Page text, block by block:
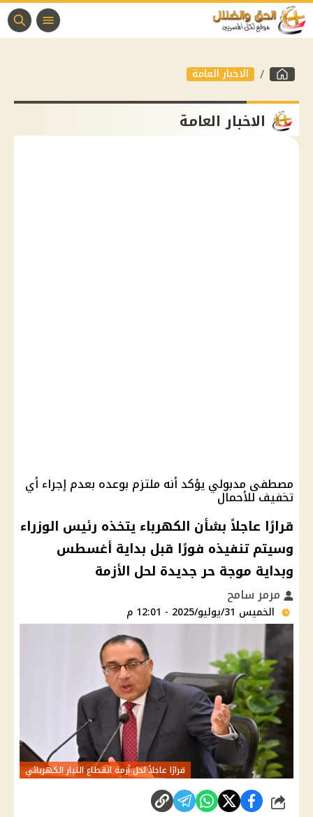
الاخبار العامة
الاخبار العامة
مصطفى مدبولي يؤكد أنه ملتزم بوعده بعدم إجراء أي
تخفيف للأحمال
قرارًا عاجلاً بشأن الكهرباء يتخذه رئيس الوزراء
وسيتم تنفيذه فورًا قبل بداية أغسطس
وبداية موجة حر جديدة لحل الأزمة
مرمر سامح
الخميس 31/يوليو/2025 - 12:01 م
قرارًا عاجلاً لحل أزمة انقطاع التيار الكهربائي
شارك